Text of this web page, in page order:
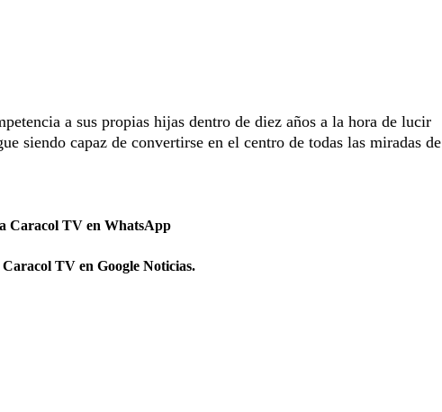
a sus propias hijas dentro de diez años a la hora de lucir
siendo capaz de convertirse en el centro de todas las miradas de
Caracol TV en WhatsApp
Caracol TV en Google Noticias.